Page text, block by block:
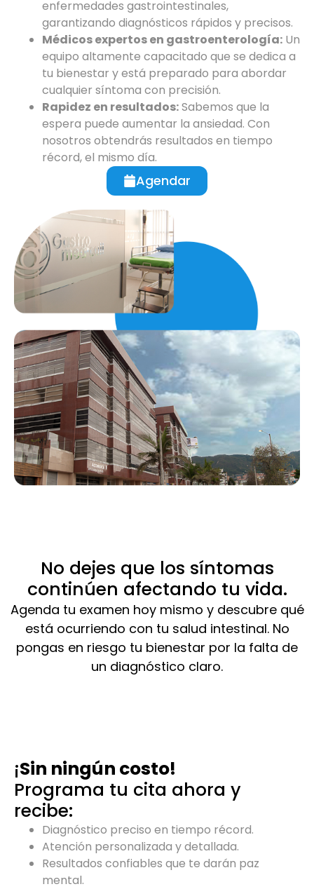
enfermedades gastrointestinales,
garantizando diagnósticos rápidos y precisos.
Médicos expertos en gastroenterología: Un
equipo altamente capacitado que se dedica a
tu bienestar y está preparado para abordar
cualquier síntoma con precisión.
Rapidez en resultados:Sabemos que la
espera puede aumentar la ansiedad. Con
nosotros obtendrás resultados en tiempo
récord, el mismo día.
Agendar
No dejes que los síntomas
continúen afectando tu vida.
Agenda tu examen hoy mismo y descubre qué
está ocurriendo con tu salud intestinal. No
pongas en riesgo tu bienestar por la falta de
un diagnóstico claro.
¡Sin ningún costo!
Programa tu cita ahora y
recibe:
Diagnóstico preciso en tiempo récord.
Atención personalizada y detallada.
Resultados confiables que te darán paz
mental.